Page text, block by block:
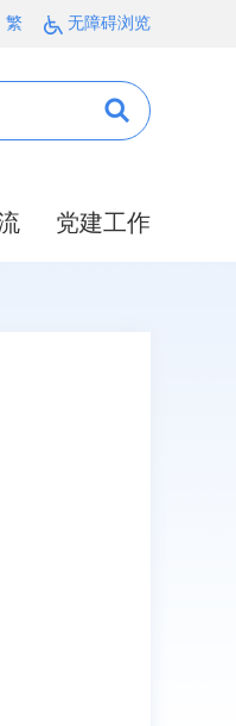
繁 无障碍浏览
党建工作